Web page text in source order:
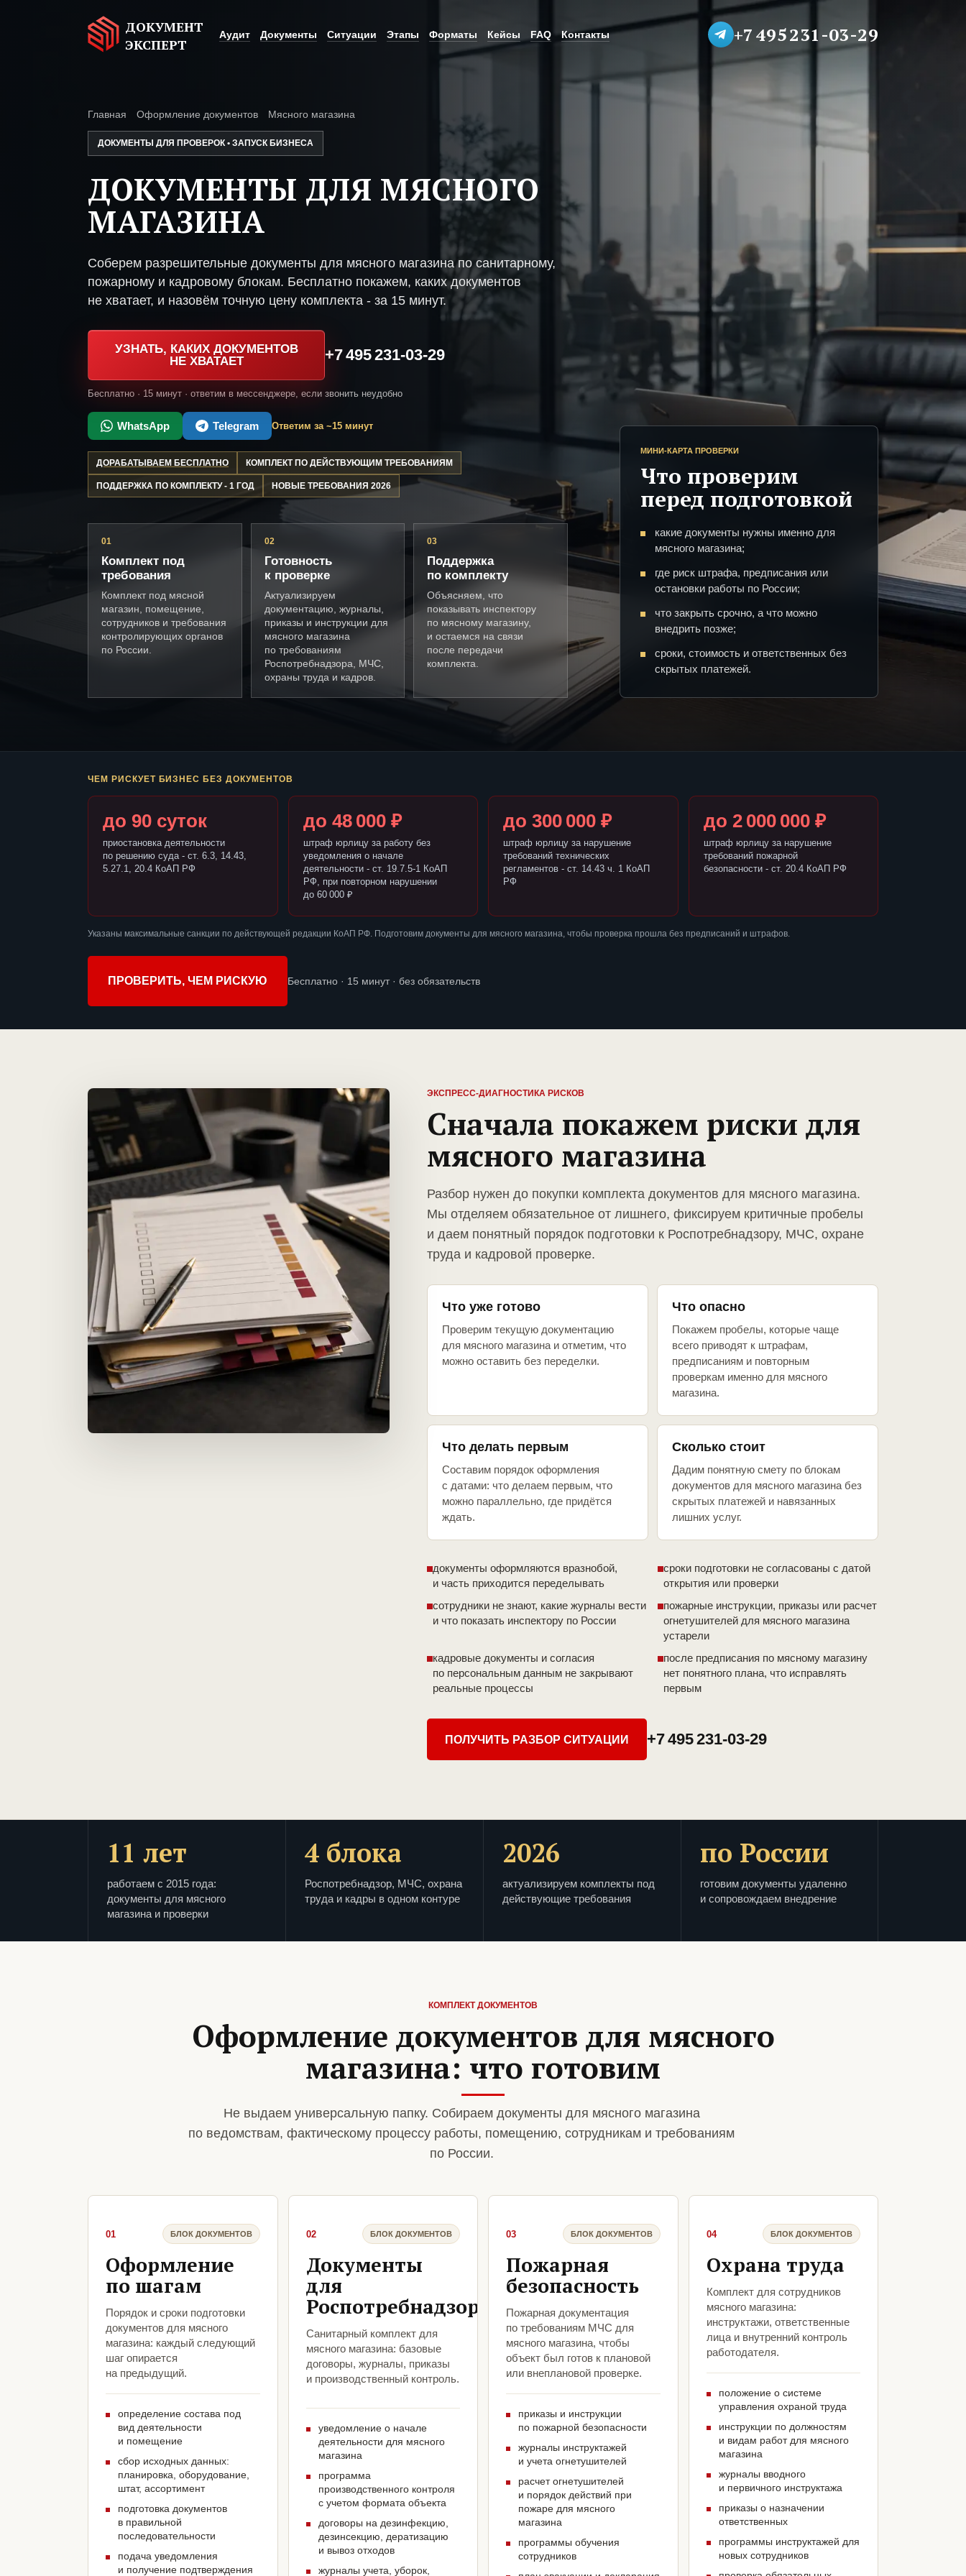
ДОКУМЕНТ
ЭКСПЕРТ
Аудит Документы Ситуации Этапы Форматы Кейсы FAQ Контакты +7 495 231-03-29
Главная Оформление документов Мясного магазина
ДОКУМЕНТЫ ДЛЯ ПРОВЕРОК • ЗАПУСК БИЗНЕСА
ДОКУМЕНТЫ ДЛЯ МЯСНОГО
МАГАЗИНА
Соберем разрешительные документы для мясного магазина по санитарному,
пожарному и кадровому блокам. Бесплатно покажем, каких документов
не хватает, и назовём точную цену комплекта - за 15 минут.
УЗНАТЬ, КАКИХ ДОКУМЕНТОВ
НЕ ХВАТАЕТ
+7 495 231-03-29
Бесплатно · 15 минут · ответим в мессенджере, если звонить неудобно
WhatsApp Telegram Ответим за ~15 минут
ДОРАБАТЫВАЕМ БЕСПЛАТНО КОМПЛЕКТ ПО ДЕЙСТВУЮЩИМ ТРЕБОВАНИЯМ
ПОДДЕРЖКА ПО КОМПЛЕКТУ - 1 ГОД НОВЫЕ ТРЕБОВАНИЯ 2026
01
Комплект под
требования
Комплект под мясной
магазин, помещение,
сотрудников и требования
контролирующих органов
по России.
02
Готовность
к проверке
Актуализируем
документацию, журналы,
приказы и инструкции для
мясного магазина
по требованиям
Роспотребнадзора, МЧС,
охраны труда и кадров.
03
Поддержка
по комплекту
Объясняем, что
показывать инспектору
по мясному магазину,
и остаемся на связи
после передачи
комплекта.
МИНИ-КАРТА ПРОВЕРКИ
Что проверим
перед подготовкой
какие документы нужны именно для
мясного магазина;
где риск штрафа, предписания или
остановки работы по России;
что закрыть срочно, а что можно
внедрить позже;
сроки, стоимость и ответственных без
скрытых платежей.
ЧЕМ РИСКУЕТ БИЗНЕС БЕЗ ДОКУМЕНТОВ
до 90 суток
приостановка деятельности
по решению суда - ст. 6.3, 14.43,
5.27.1, 20.4 КоАП РФ
до 48 000 ₽
штраф юрлицу за работу без
уведомления о начале
деятельности - ст. 19.7.5-1 КоАП
РФ, при повторном нарушении
до 60 000 ₽
до 300 000 ₽
штраф юрлицу за нарушение
требований технических
регламентов - ст. 14.43 ч. 1 КоАП
РФ
до 2 000 000 ₽
штраф юрлицу за нарушение
требований пожарной
безопасности - ст. 20.4 КоАП РФ
Указаны максимальные санкции по действующей редакции КоАП РФ. Подготовим документы для мясного магазина, чтобы проверка прошла без предписаний и штрафов.
ПРОВЕРИТЬ, ЧЕМ РИСКУЮ Бесплатно · 15 минут · без обязательств
ЭКСПРЕСС-ДИАГНОСТИКА РИСКОВ
Сначала покажем риски для
мясного магазина
Разбор нужен до покупки комплекта документов для мясного магазина.
Мы отделяем обязательное от лишнего, фиксируем критичные пробелы
и даем понятный порядок подготовки к Роспотребнадзору, МЧС, охране
труда и кадровой проверке.
Что уже готово
Проверим текущую документацию
для мясного магазина и отметим, что
можно оставить без переделки.
Что опасно
Покажем пробелы, которые чаще
всего приводят к штрафам,
предписаниям и повторным
проверкам именно для мясного
магазина.
Что делать первым
Составим порядок оформления
с датами: что делаем первым, что
можно параллельно, где придётся
ждать.
Сколько стоит
Дадим понятную смету по блокам
документов для мясного магазина без
скрытых платежей и навязанных
лишних услуг.
документы оформляются вразнобой,
и часть приходится переделывать
сроки подготовки не согласованы с датой
открытия или проверки
сотрудники не знают, какие журналы вести
и что показать инспектору по России
пожарные инструкции, приказы или расчет
огнетушителей для мясного магазина
устарели
кадровые документы и согласия
по персональным данным не закрывают
реальные процессы
после предписания по мясному магазину
нет понятного плана, что исправлять
первым
ПОЛУЧИТЬ РАЗБОР СИТУАЦИИ +7 495 231-03-29
11 лет
работаем с 2015 года:
документы для мясного
магазина и проверки
4 блока
Роспотребнадзор, МЧС, охрана
труда и кадры в одном контуре
2026
актуализируем комплекты под
действующие требования
по России
готовим документы удаленно
и сопровождаем внедрение
КОМПЛЕКТ ДОКУМЕНТОВ
Оформление документов для мясного
магазина: что готовим
Не выдаем универсальную папку. Собираем документы для мясного магазина
по ведомствам, фактическому процессу работы, помещению, сотрудникам и требованиям
по России.
01 БЛОК ДОКУМЕНТОВ
Оформление
по шагам
Порядок и сроки подготовки
документов для мясного
магазина: каждый следующий
шаг опирается
на предыдущий.
определение состава под
вид деятельности
и помещение
сбор исходных данных:
планировка, оборудование,
штат, ассортимент
подготовка документов
в правильной
последовательности
подача уведомления
и получение подтверждения
02 БЛОК ДОКУМЕНТОВ
Документы
для
Роспотребнадзора
Санитарный комплект для
мясного магазина: базовые
договоры, журналы, приказы
и производственный контроль.
уведомление о начале
деятельности для мясного
магазина
программа
производственного контроля
с учетом формата объекта
договоры на дезинфекцию,
дезинсекцию, дератизацию
и вывоз отходов
журналы учета, уборок,
03 БЛОК ДОКУМЕНТОВ
Пожарная
безопасность
Пожарная документация
по требованиям МЧС для
мясного магазина, чтобы
объект был готов к плановой
или внеплановой проверке.
приказы и инструкции
по пожарной безопасности
журналы инструктажей
и учета огнетушителей
расчет огнетушителей
и порядок действий при
пожаре для мясного
магазина
программы обучения
сотрудников
04 БЛОК ДОКУМЕНТОВ
Охрана труда
Комплект для сотрудников
мясного магазина:
инструктажи, ответственные
лица и внутренний контроль
работодателя.
положение о системе
управления охраной труда
инструкции по должностям
и видам работ для мясного
магазина
журналы вводного
и первичного инструктажа
приказы о назначении
ответственных
программы инструктажей для
новых сотрудников